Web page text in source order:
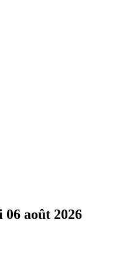
06 août 2026